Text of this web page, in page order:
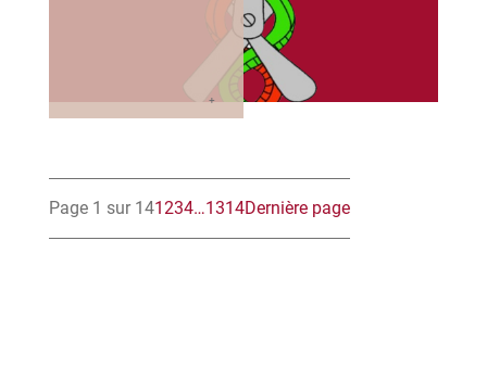
Page 1 sur 141234…1314Dernière page